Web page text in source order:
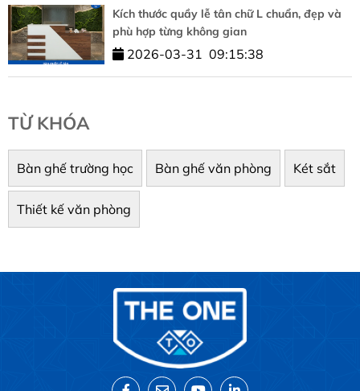
Kích thước quầy lễ tân chữ L chuẩn, đẹp và
phù hợp từng không gian
2026-03-31 09:15:38
TỪ KHÓA
Bàn ghế trường học Bàn ghế văn phòng Két sắt
Thiết kế văn phòng